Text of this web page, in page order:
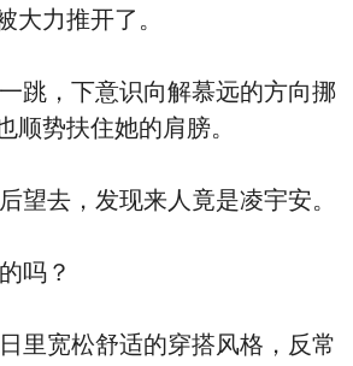
大力推开了。
跳，下意识向解慕远的方向挪
顺势扶住她的肩膀。
去，发现来人竟是凌宇安。
吗？
里宽松舒适的穿搭风格，反常